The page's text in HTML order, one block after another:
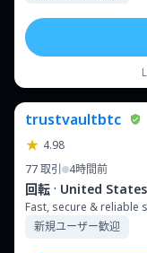
trustvaultbtc
4.98
77取引 4時間前
回転 · United States
Fast, secure & reliable
新規ユーザー歓迎